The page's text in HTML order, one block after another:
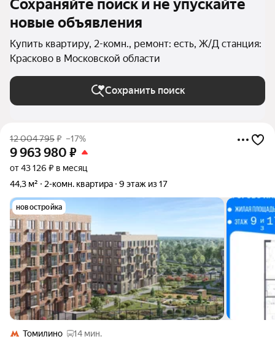
Сохраняйте поиск и не упускайте
новые объявления
Купить квартиру, 2-комн., ремонт: есть, Ж/Д станция:
Красково в Московской области
Сохранить поиск
12 004 795₽ –17%
9 963 980 ₽
от 43 126 ₽ в месяц
44,3 м²
2-комн. квартира 9 этаж из 17
новостройка
Томилино
14 мин.